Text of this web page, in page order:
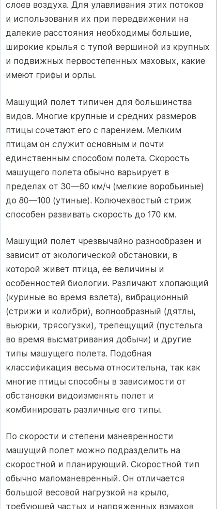
слоев воздуха. Для улавливания этих потоков
и использования их при передвижении на
далекие расстояния необходимы большие,
широкие крылья с тупой вершиной из крупных
и подвижных первостепенных маховых, какие
имеют грифы и орлы.
Машущий полет типичен для большинства
видов. Многие крупные и средних размеров
птицы сочетают его с парением. Мелким
птицам он служит основным и почти
единственным способом полета. Скорость
машущего полета обычно варьирует в
пределах от 30—60 км/ч (мелкие воробьиные)
до 80—100 (утиные). Колючехвостый стриж
способен развивать скорость до 170 км.
Машущий полет чрезвычайно разнообразен и
зависит от экологической обстановки, в
которой живет птица, ее величины и
особенностей биологии. Различают хлопающий
(куриные во время взлета), вибрационный
(стрижи и колибри), волнообразный (дятлы,
вьюрки, трясогузки), трепещущий (пустельга
во время высматривания добычи) и другие
типы машущего полета. Подобная
классификация весьма относительна, так как
многие птицы способны в зависимости от
обстановки видоизменять полет и
комбинировать различные его типы.
По скорости и степени маневренности
машущий полет можно подразделить на
скоростной и планирующий. Скоростной тип
обычно маломаневренный. Он отличается
большой весовой нагрузкой на крыло,
требующей частых и напряженных взмахов